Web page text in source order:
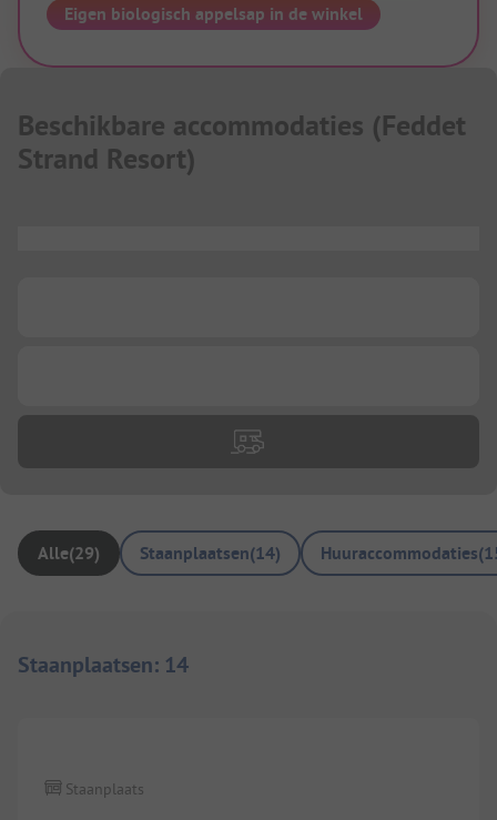
Eigen biologisch appelsap in de winkel
Beschikbare accommodaties (Feddet
Strand Resort)
Alle(29) Staanplaatsen(14) Huuraccommodaties(
Staanplaatsen: 14
Staanplaats